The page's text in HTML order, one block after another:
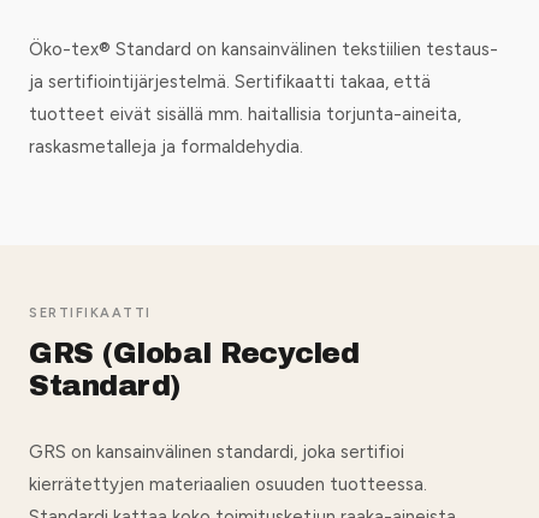
Öko-tex® Standard on kansainvälinen tekstiilien testaus-
ja sertifiointijärjestelmä. Sertifikaatti takaa, että
tuotteet eivät sisällä mm. haitallisia torjunta-aineita,
raskasmetalleja ja formaldehydia.
SERTIFIKAATTI
GRS (Global Recycled
Standard)
GRS on kansainvälinen standardi, joka sertifioi
kierrätettyjen materiaalien osuuden tuotteessa.